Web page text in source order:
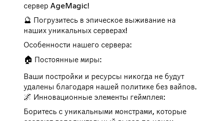
сервер AgeMagic!
🔮 Погрузитесь в эпическое выживание на
наших уникальных серверах!
Особенности нашего сервера:
🏠 Постоянные миры:
Ваши постройки и ресурсы никогда не будут
удалены благодаря нашей политике без вайпов.
🌌 Инновационные элементы геймплея:
Боритесь с уникальными монстрами, которые